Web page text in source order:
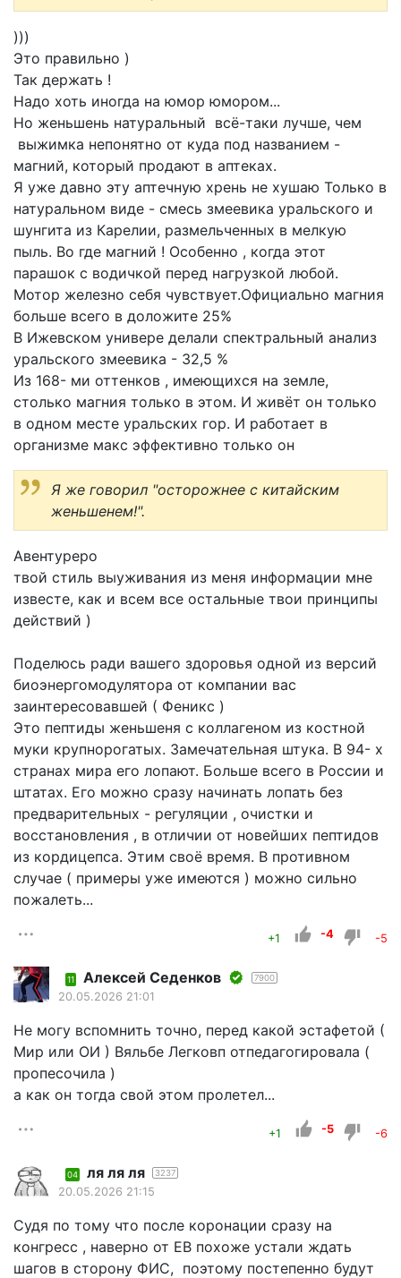
)))
Это правильно )
Так держать !
Надо хоть иногда на юмор юмором...
Но женьшень натуральный всё-таки лучше, чем
выжимка непонятно от куда под названием -
магний, который продают в аптеках.
Я уже давно эту аптечную хрень не хушаю Только в
натуральном виде - смесь змеевика уральского и
шунгита из Карелии, размельченных в мелкую
пыль. Во где магний ! Особенно , когда этот
парашок с водичкой перед нагрузкой любой.
Мотор железно себя чувствует.Официально магния
больше всего в доложите 25%
В Ижевском универе делали спектральный анализ
уральского змеевика - 32,5 %
Из 168- ми оттенков , имеющихся на земле,
столько магния только в этом. И живёт он только
в одном месте уральских гор. И работает в
организме макс эффективно только он
Я же говорил "осторожнее с китайским
женьшенем!".
Авентуреро
твой стиль выуживания из меня информации мне
известе, как и всем все остальные твои принципы
действий )
Поделюсь ради вашего здоровья одной из версий
биоэнергомодулятора от компании вас
заинтересовавшей ( Феникс )
Это пептиды женьшеня с коллагеном из костной
муки крупнорогатых. Замечательная штука. В 94- х
странах мира его лопают. Больше всего в России и
штатах. Его можно сразу начинать лопать без
предварительных - регуляции , очистки и
восстановления , в отличии от новейших пептидов
из кордицепса. Этим своё время. В противном
случае ( примеры уже имеются ) можно сильно
пожалеть...
+1 -4 -5
11 Алексей Седенков 7900
20.05.2026 21:01
Не могу вспомнить точно, перед какой эстафетой (
Мир или ОИ ) Вяльбе Легковп отпедагогировала (
пропесочила )
а как он тогда свой этом пролетел...
+1 -5 -6
04 ля ля ля 3237
20.05.2026 21:15
Судя по тому что после коронации сразу на
конгресс , наверно от ЕВ похоже устали ждать
шагов в сторону ФИС, поэтому постепенно будут